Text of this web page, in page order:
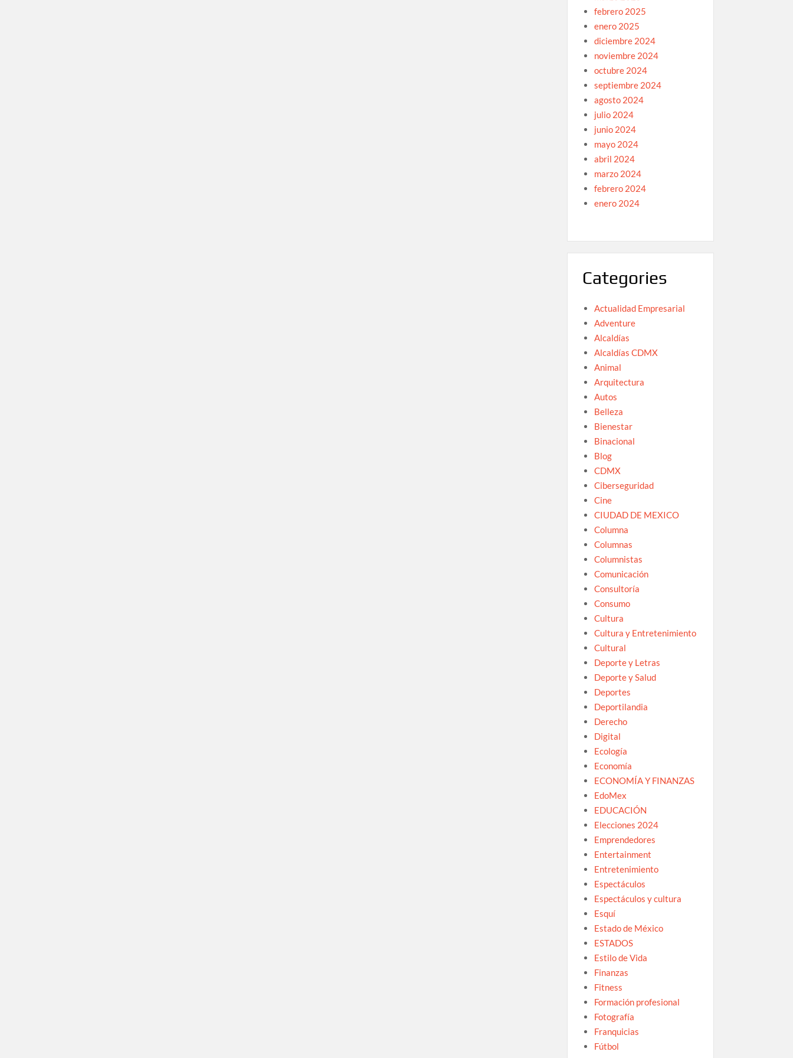
febrero 2025
enero 2025
diciembre 2024
noviembre 2024
octubre 2024
septiembre 2024
agosto 2024
julio 2024
junio 2024
mayo 2024
abril 2024
marzo 2024
febrero 2024
enero 2024
Categories
Actualidad Empresarial
Adventure
Alcaldías
Alcaldías CDMX
Animal
Arquitectura
Autos
Belleza
Bienestar
Binacional
Blog
CDMX
Ciberseguridad
Cine
CIUDAD DE MEXICO
Columna
Columnas
Columnistas
Comunicación
Consultoría
Consumo
Cultura
Cultura y Entretenimiento
Cultural
Deporte y Letras
Deporte y Salud
Deportes
Deportilandia
Derecho
Digital
Ecología
Economía
ECONOMÍA Y FINANZAS
EdoMex
EDUCACIÓN
Elecciones 2024
Emprendedores
Entertainment
Entretenimiento
Espectáculos
Espectáculos y cultura
Esquí
Estado de México
ESTADOS
Estilo de Vida
Finanzas
Fitness
Formación profesional
Fotografía
Franquicias
Fútbol